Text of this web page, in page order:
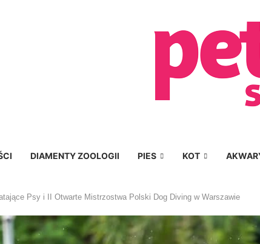
DIAMENTY ZOOLOGII PIES KOT
Psy i II Otwarte Mistrzostwa Polski Dog Diving w Warszawie